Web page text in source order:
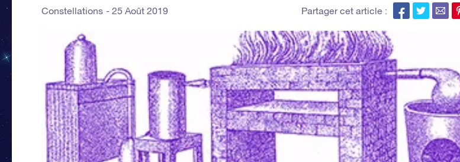
Constellations 25 Août 2019 Partager cet article :